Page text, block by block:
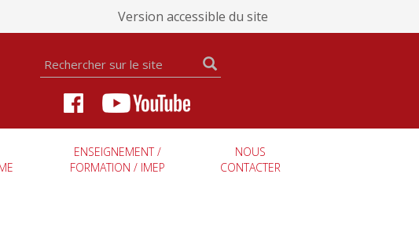
Version accessible du site
ENSEIGNEMENT /
FORMATION / IMEP
NOUS
CONTACTER